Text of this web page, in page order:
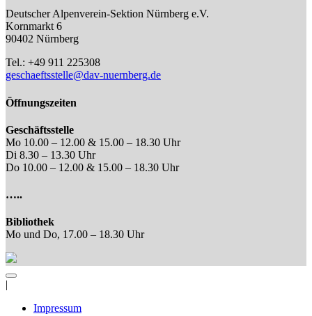
Deutscher Alpenverein-Sektion Nürnberg e.V.
Kornmarkt 6
90402 Nürnberg
Tel.: +49 911 225308
geschaeftsstelle@dav-nuernberg.de
Öffnungszeiten
Geschäftsstelle
Mo 10.00 – 12.00 & 15.00 – 18.30 Uhr
Di 8.30 – 13.30 Uhr
Do 10.00 – 12.00 & 15.00 – 18.30 Uhr
…..
Bibliothek
Mo und Do, 17.00 – 18.30 Uhr
Impressum